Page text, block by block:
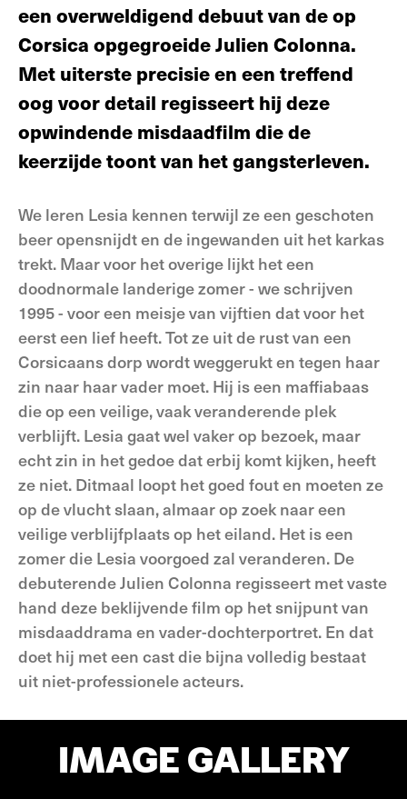
een overweldigend debuut van de op
Corsica opgegroeide Julien Colonna.
Met uiterste precisie en een treffend
oog voor detail regisseert hij deze
opwindende misdaadfilm die de
keerzijde toont van het gangsterleven.
We leren Lesia kennen terwijl ze een geschoten
beer opensnijdt en de ingewanden uit het karkas
trekt. Maar voor het overige lijkt het een
doodnormale landerige zomer - we schrijven
1995 - voor een meisje van vijftien dat voor het
eerst een lief heeft. Tot ze uit de rust van een
Corsicaans dorp wordt weggerukt en tegen haar
zin naar haar vader moet. Hij is een maffiabaas
die op een veilige, vaak veranderende plek
verblijft. Lesia gaat wel vaker op bezoek, maar
echt zin in het gedoe dat erbij komt kijken, heeft
ze niet. Ditmaal loopt het goed fout en moeten ze
op de vlucht slaan, almaar op zoek naar een
veilige verblijfplaats op het eiland. Het is een
zomer die Lesia voorgoed zal veranderen. De
debuterende Julien Colonna regisseert met vaste
hand deze beklijvende film op het snijpunt van
misdaaddrama en vader-dochterportret. En dat
doet hij met een cast die bijna volledig bestaat
uit niet-professionele acteurs.
IMAGE GALLERY